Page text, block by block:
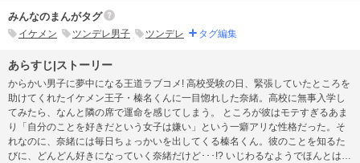
みんなのまんがタグ
イケメン ツンデレ男子 ツンデレ タグ編集
あらすじ|ストーリー
からかい男子に夢中になる王道ラブコメ! 高校受験の日、緊張していたところを
助けてくれたイケメン王子・榛名くんに一目惚れした奈緒。高校に無事入学し
てみたら、なんと隣の席で運命を感じてしまう。 ところが彼はモテすぎるあま
り「自分のことを好きだという女子は嫌い」という一癖アリな性格だった。そ
れなのに、奈緒には毎日ちょっかいを出してくる榛名くん。彼のことを知るた
びに、どんどん好きになっていく奈緒だけど･･･!? いじわるなようでほんとは優